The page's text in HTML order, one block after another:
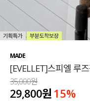
살안타템
110사이즈
티셔츠
팬츠
MADE
[EVELLET]스피엘 루
35,000원
29,800원 15%